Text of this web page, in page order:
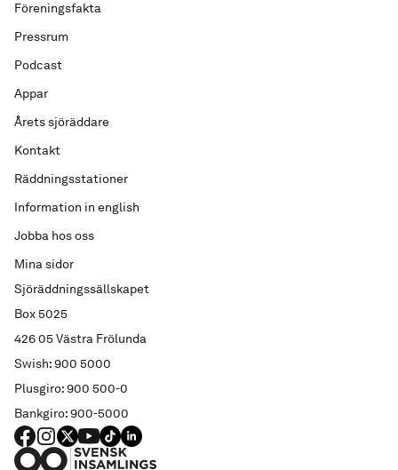
Sjöräddningssällskapet
Box 5025
426 05 Västra Frölunda
Swish: 900 5000
Plusgiro: 900 500-0
Bankgiro: 900-5000
Föreningsfakta
Pressrum
Podcast
Appar
Årets sjöräddare
Kontakt
Räddningsstationer
Information in english
Jobba hos oss
Mina sidor
FACEBOOK
Instagram
X YouTube
TIKTOKLINKED IN